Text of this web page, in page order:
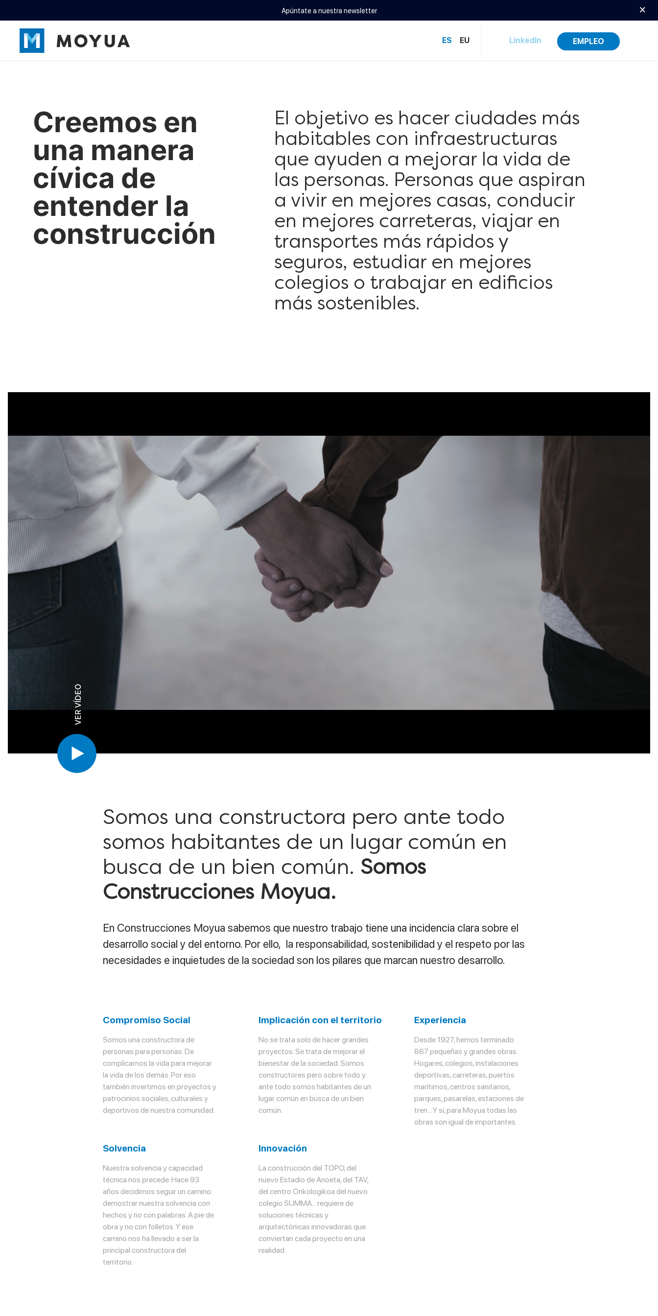
Apúntate a nuestra newsletter ×
ES EU LinkedIn EMPLEO
Creemos en
una manera
cívica de
entender la
construcción
El objetivo es hacer ciudades más
habitables con infraestructuras
que ayuden a mejorar la vida de
las personas. Personas que aspiran
a vivir en mejores casas, conducir
en mejores carreteras, viajar en
transportes más rápidos y
seguros, estudiar en mejores
colegios o trabajar en edificios
más sostenibles.
VER VÍDEO
Somos una constructora pero ante todo
somos habitantes de un lugar común en
busca de un bien común. Somos
Construcciones Moyua.
En Construcciones Moyua sabemos que nuestro trabajo tiene una incidencia clara sobre el
desarrollo social y del entorno. Por ello, la responsabilidad, sostenibilidad y el respeto por las
necesidades e inquietudes de la sociedad son los pilares que marcan nuestro desarrollo.
Compromiso Social
Somos una constructora de
personas para personas. De
complicarnos la vida para mejorar
la vida de los demás. Por eso
también invertimos en proyectos y
patrocinios sociales, culturales y
deportivos de nuestra comunidad.
Implicación con el territorio
No se trata solo de hacer grandes
proyectos. Se trata de mejorar el
bienestar de la sociedad. Somos
constructores pero sobre todo y
ante todo somos habitantes de un
lugar común en busca de un bien
común.
Experiencia
Desde 1927, hemos terminado
867 pequeñas y grandes obras.
Hogares, colegios, instalaciones
deportivas, carreteras, puertos
marítimos, centros sanitarios,
parques, pasarelas, estaciones de
tren… Y sí, para Moyua todas las
obras son igual de importantes.
Solvencia
Nuestra solvencia y capacidad
técnica nos precede. Hace 93
años decidimos seguir un camino:
demostrar nuestra solvencia con
hechos y no con palabras. A pie de
obra y no con folletos. Y ese
camino nos ha llevado a ser la
principal constructora del
territorio.
Innovación
La construcción del TOPO, del
nuevo Estadio de Anoeta, del TAV,
del centro Onkologikoa del nuevo
colegio SUMMA... requiere de
soluciones técnicas y
arquitectónicas innovadoras que
conviertan cada proyecto en una
realidad.